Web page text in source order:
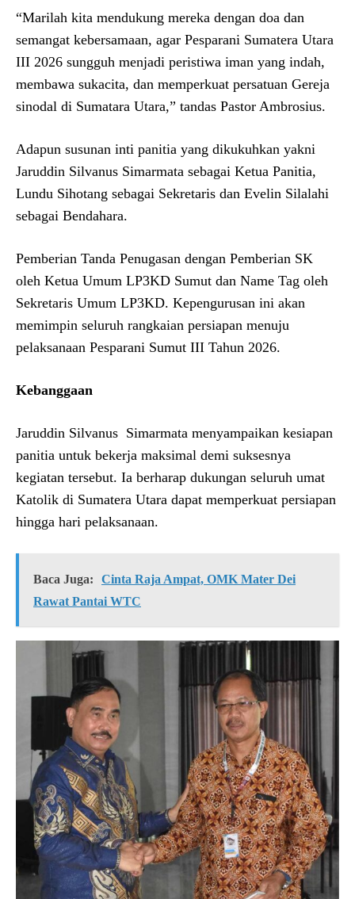
“Marilah kita mendukung mereka dengan doa dan
semangat kebersamaan, agar Pesparani Sumatera Utara
III 2026 sungguh menjadi peristiwa iman yang indah,
membawa sukacita, dan memperkuat persatuan Gereja
sinodal di Sumatara Utara,” tandas Pastor Ambrosius.
Adapun susunan inti panitia yang dikukuhkan yakni
Jaruddin Silvanus Simarmata sebagai Ketua Panitia,
Lundu Sihotang sebagai Sekretaris dan Evelin Silalahi
sebagai Bendahara.
Pemberian Tanda Penugasan dengan Pemberian SK
oleh Ketua Umum LP3KD Sumut dan Name Tag oleh
Sekretaris Umum LP3KD. Kepengurusan ini akan
memimpin seluruh rangkaian persiapan menuju
pelaksanaan Pesparani Sumut III Tahun 2026.
Kebanggaan
Jaruddin Silvanus Simarmata menyampaikan kesiapan
panitia untuk bekerja maksimal demi suksesnya
kegiatan tersebut. Ia berharap dukungan seluruh umat
Katolik di Sumatera Utara dapat memperkuat persiapan
hingga hari pelaksanaan.
Baca Juga:
Cinta Raja Ampat, OMK Mater Dei
Rawat Pantai WTC